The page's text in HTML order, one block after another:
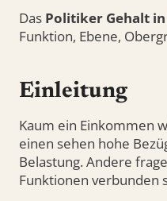
Das Politiker Gehalt
Funktion, Ebene,
Einleitung
Kaum ein Einkommen
einen sehen hohe
Belastung. Andere
Funktionen verbunden